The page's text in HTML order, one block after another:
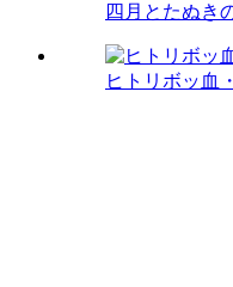
四月とたぬき
ヒトリボッ血